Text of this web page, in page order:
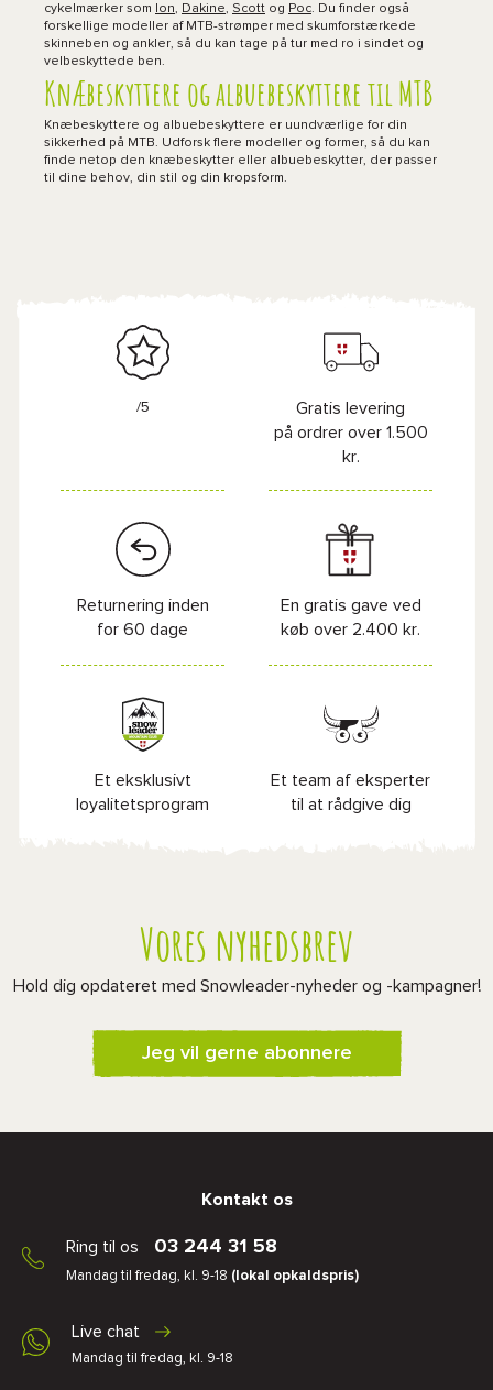
cykelmærker som
Ion, Dakine, Scott og Poc. Du finder også
forskellige modeller af MTB-strømper med skumforstærkede
skinneben og ankler, så du kan tage på tur med ro i sindet og
velbeskyttede ben.
Knæbeskyttere og albuebeskyttere til MTB
Knæbeskyttere og albuebeskyttere er uundværlige for din
sikkerhed på MTB. Udforsk flere modeller og former, så du kan
finde netop den knæbeskytter eller albuebeskytter, der passer
til dine behov, din stil og din kropsform.
/5
Gratis levering
på ordrer over 1.500
kr.
Returnering inden
for 60 dage
En gratis gave ved
køb over 2.400 kr.
Et eksklusivt
loyalitetsprogram
Et team af eksperter
til at rådgive dig
Vores nyhedsbrev
Hold dig opdateret med Snowleader-nyheder og -kampagner!
Jeg vil gerne abonnere
Kontakt os
Ring til os 03 244 31 58
Mandag til fredag, kl. 9-18 (lokal opkaldspris)
Live chat
Mandag til fredag, kl. 9-18